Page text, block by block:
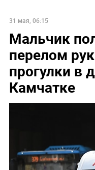
31 мая, 06:15
Мальчик
перелом
прогулки в
Камчатке